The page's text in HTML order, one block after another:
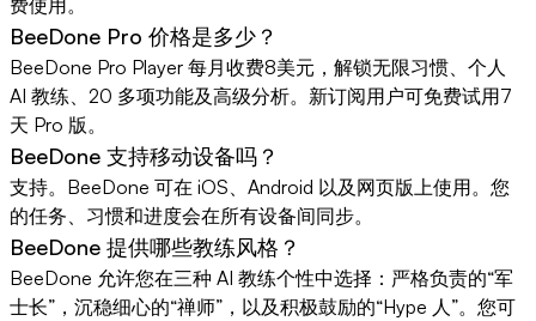
BeeDone Pro 价格是多少？
BeeDone Pro Player 每月收费8美元，解锁无限习惯、个人
AI 教练、20 多项功能及高级分析。新订阅用户可免费试用7
天 Pro 版。
BeeDone 支持移动设备吗？
支持。BeeDone 可在 iOS、Android 以及网页版上使用。您
的任务、习惯和进度会在所有设备间同步。
BeeDone 提供哪些教练风格？
BeeDone 允许您在三种 AI 教练个性中选择：严格负责的“军
士长”，沉稳细心的“禅师”，以及积极鼓励的“Hype 人”。您可